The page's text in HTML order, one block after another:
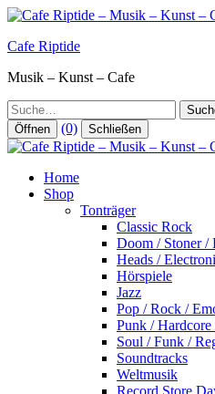
Zum
springen
Cafe Riptide
Musik – Kunst – Cafe
Suche
Öffnen (0) Schließen
Home
Shop
Tonträger
Classic Rock
Doom / Stoner /
Heads /
Hörspiele
Jazz
Pop / Rock /
Punk / Hardcore
Soul / Funk /
Soundtracks
Weltmusik
Record Store